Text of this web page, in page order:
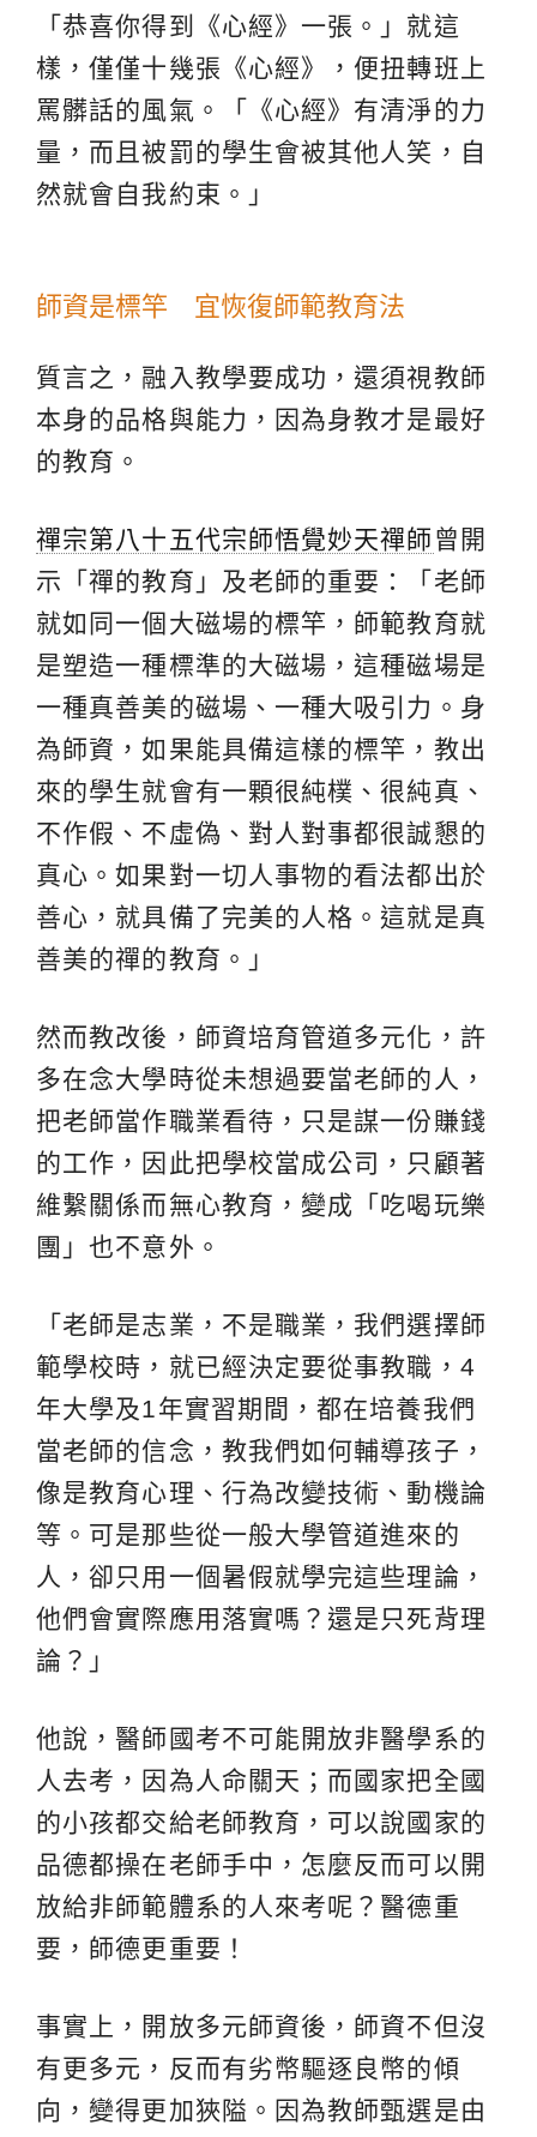
「恭喜你得到《心經》一張。」就這
樣，僅僅十幾張《心經》，便扭轉班上
罵髒話的風氣。「《心經》有清淨的力
量，而且被罰的學生會被其他人笑，自
然就會自我約束。」
師資是標竿 宜恢復師範教育法
質言之，融入教學要成功，還須視教師
本身的品格與能力，因為身教才是最好
的教育。
禪宗第八十五代宗師悟覺妙天禪師 曾開
示「禪的教育」及老師的重要：「老師
就如同一個大磁場的標竿，師範教育就
是塑造一種標準的大磁場，這種磁場是
一種真善美的磁場、一種大吸引力。身
為師資，如果能具備這樣的標竿，教出
來的學生就會有一顆很純樸、很純真、
不作假、不虛偽、對人對事都很誠懇的
真心。如果對一切人事物的看法都出於
善心，就具備了完美的人格。這就是真
善美的禪的教育。」
然而教改後，師資培育管道多元化，許
多在念大學時從未想過要當老師的人，
把老師當作職業看待，只是謀一份賺錢
的工作，因此把學校當成公司，只顧著
維繫關係而無心教育，變成「吃喝玩樂
團」也不意外。
「老師是志業，不是職業，我們選擇師
範學校時，就已經決定要從事教職，4
年大學及1年實習期間，都在培養我們
當老師的信念，教我們如何輔導孩子，
像是教育心理、行為改變技術、動機論
等。可是那些從一般大學管道進來的
人，卻只用一個暑假就學完這些理論，
他們會實際應用落實嗎？還是只死背理
論？」
他說，醫師國考不可能開放非醫學系的
人去考，因為人命關天；而國家把全國
的小孩都交給老師教育，可以說國家的
品德都操在老師手中，怎麼反而可以開
放給非師範體系的人來考呢？醫德重
要，師德更重要！
事實上，開放多元師資後，師資不但沒
有更多元，反而有劣幣驅逐良幣的傾
向，變得更加狹隘。因為教師甄選是由